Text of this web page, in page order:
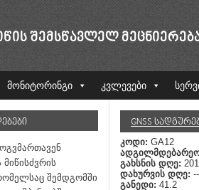
ᲨᲔᲛᲡᲬᲐᲕᲚᲔᲚ
მონიტორინგი კვლევები
შემდგომში
GNSS
კოდი: GA12
გახსნის დღე:
დახურვის დღე:
განედი: 41.2